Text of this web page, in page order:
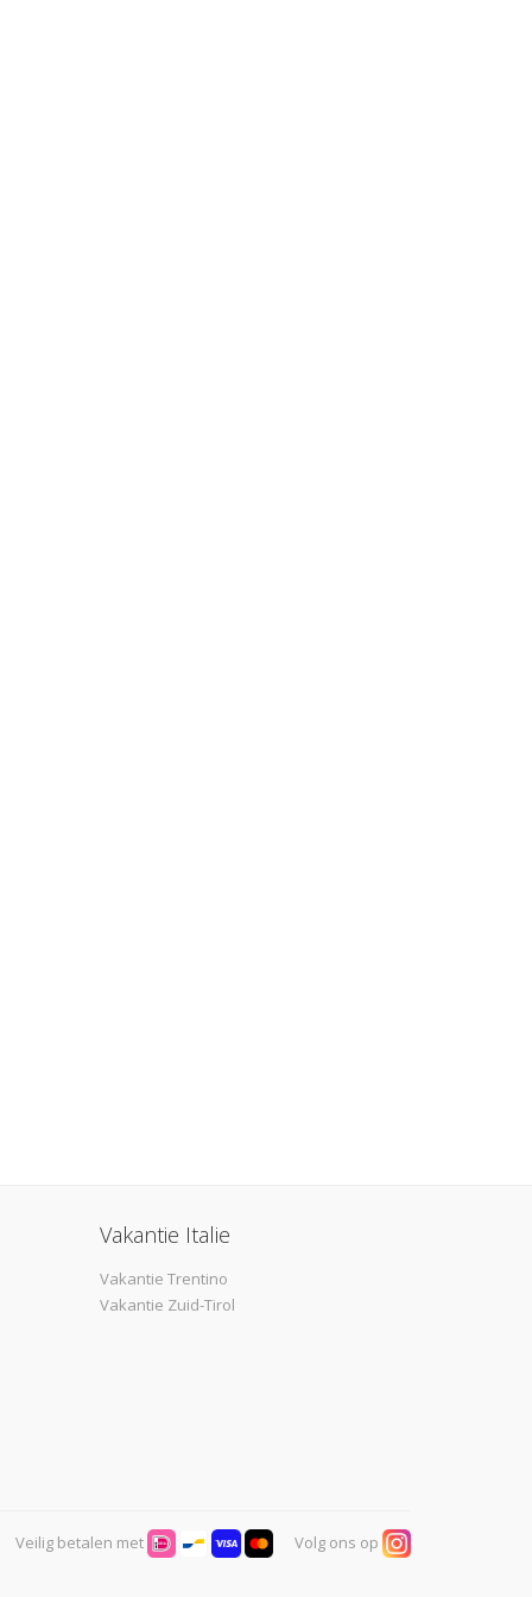
Vakantie Italie
Vakantie Trentino
Vakantie Zuid-Tirol
Veilig betalen met Volg ons op